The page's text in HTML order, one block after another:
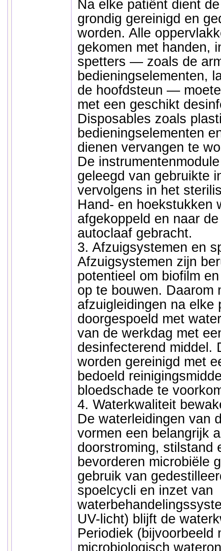
Na elke patiënt dient
grondig gereinigd en
worden. Alle
gekomen met handen,
spetters — zoals de
bedieningselementen,
de hoofdsteun —
met een geschikt
Disposables zoals
bedieningselementen
dienen vervangen te
De
geleegd van gebruikte
vervolgens in het
Hand- en hoekstukken
afgekoppeld en naar
autoclaaf gebracht.
3. Afzuigsystemen en
Afzuigsystemen zijn
potentieel om biofilm
op te bouwen. Daarom
afzuigleidingen na elke
doorgespoeld met
van de werkdag met
desinfecterend middel.
worden gereinigd met
bedoeld
bloedschade te
4. Waterkwaliteit
De waterleidingen van
vormen een belangrijk
doorstroming, stilstand
bevorderen microbiële
gebruik van
spoelcycli en inzet van
UV-licht) blijft de
Periodiek (bijvoorbeeld
microbiologisch